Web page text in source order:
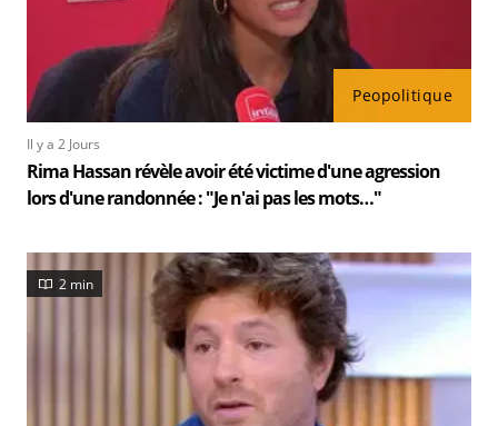
Peopolitique
Il y a 2 Jours
Rima Hassan révèle avoir été victime d'une agression
lors d'une randonnée : "Je n'ai pas les mots…"
2 min